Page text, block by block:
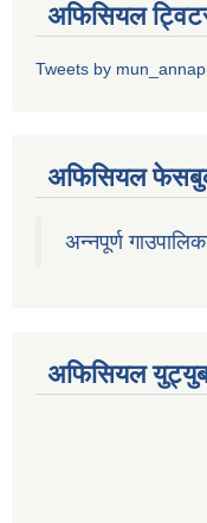
अफिसियल
Tweets by
अफिसियल
अन्नपूर्ण
अफिसियल